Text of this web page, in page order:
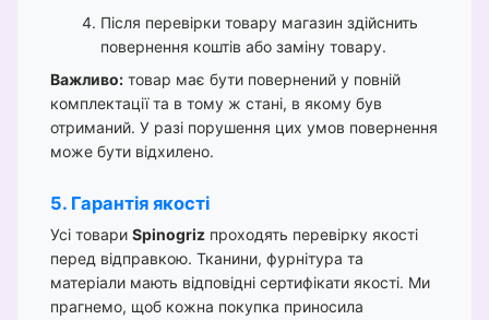
Після перевірки товару магазин здійснить
повернення коштів або заміну товару.
Важливо: товар має бути повернений у повній
комплектації та в тому ж стані, в якому був
отриманий. У разі порушення цих умов повернення
може бути відхилено.
5. Гарантія якості
Усі товари Spinogriz проходять перевірку якості
перед відправкою. Тканини, фурнітура та
матеріали мають відповідні сертифікати якості. Ми
прагнемо, щоб кожна покупка приносила